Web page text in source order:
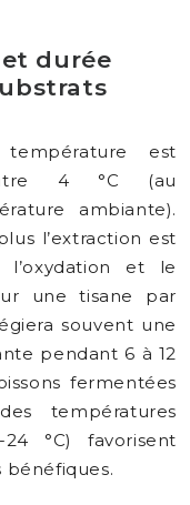
durée
est
4 °C (au
ambiante).
l’extraction est
et le
une tisane par
souvent une
pendant 6 à 12
fermentées
températures
°C) favorisent
bénéfiques.